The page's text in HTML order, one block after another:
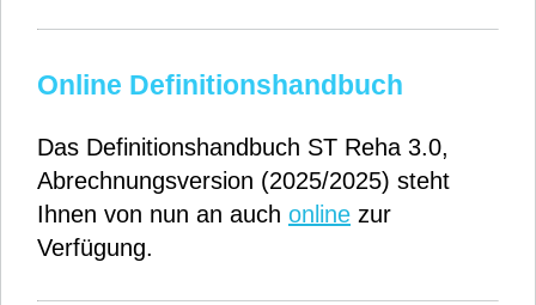
Online Definitionshandbuch
Das Definitionshandbuch ST Reha 3.0,
Abrechnungsversion (2025/2025) steht
Ihnen von nun an auch online zur
Verfügung.